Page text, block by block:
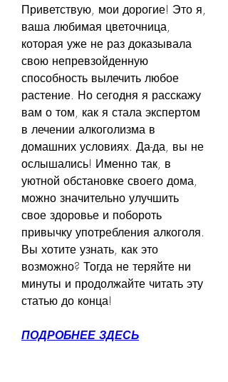
Приветствую, мои дорогие! Это я,
ваша любимая цветочница,
которая уже не раз доказывала
свою непревзойденную
способность вылечить любое
растение. Но сегодня я расскажу
вам о том, как я стала экспертом
в лечении алкоголизма в
домашних условиях. Да-да, вы не
ослышались! Именно так, в
уютной обстановке своего дома,
можно значительно улучшить
свое здоровье и побороть
привычку употребления алкоголя.
Вы хотите узнать, как это
возможно? Тогда не теряйте ни
минуты и продолжайте читать эту
статью до конца!
ПОДРОБНЕЕ ЗДЕСЬ